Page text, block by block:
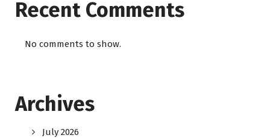
Recent Comments
No comments to show.
Archives
July 2026